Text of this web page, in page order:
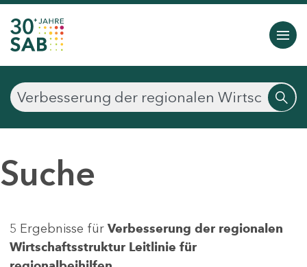
Suche
5 Ergebnisse für Verbesserung der regionalen
Wirtschaftsstruktur Leitlinie für